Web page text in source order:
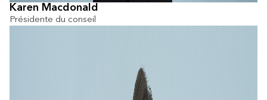
Karen Macdonald
Présidente du conseil